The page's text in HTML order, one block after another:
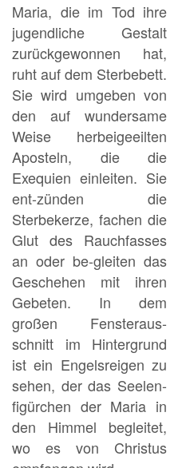
Maria, die im Tod ihre
jugendliche Gestalt
zurückgewonnen hat,
ruht auf dem Sterbebett.
Sie wird umgeben von
den auf wundersame
Weise herbeigeeilten
Aposteln, die die
Exequien einleiten. Sie
ent-zünden die
Sterbekerze, fachen die
Glut des Rauchfasses
an oder be-gleiten das
Geschehen mit ihren
Gebeten. In dem
großen Fensteraus-
schnitt im Hintergrund
ist ein Engelsreigen zu
sehen, der das Seelen-
figürchen der Maria in
den Himmel begleitet,
wo es von Christus